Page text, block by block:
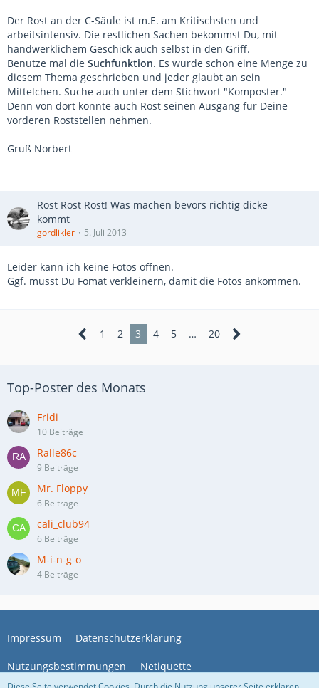
Der Rost an der C-Säule ist m.E. am Kritischsten und
arbeitsintensiv. Die restlichen Sachen bekommst Du, mit
handwerklichem Geschick auch selbst in den Griff.
Benutze mal die Suchfunktion. Es wurde schon eine Menge zu
diesem Thema geschrieben und jeder glaubt an sein
Mittelchen. Suche auch unter dem Stichwort "Komposter."
Denn von dort könnte auch Rost seinen Ausgang für Deine
vorderen Roststellen nehmen.
Gruß Norbert
Rost Rost Rost! Was machen bevors richtig dicke
kommt
gordlikler 5. Juli 2013
Leider kann ich keine Fotos öffnen.
Ggf. musst Du Fomat verkleinern, damit die Fotos ankommen.
1 2 3 4 5 … 20
Top-Poster des Monats
Fridi
10 Beiträge
Ralle86c
9 Beiträge
Mr. Floppy
6 Beiträge
cali_club94
6 Beiträge
M-i-n-g-o
4 Beiträge
Impressum Datenschutzerklärung
Nutzungsbestimmungen Netiquette